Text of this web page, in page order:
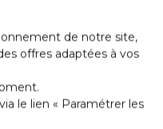
de notre site,
offres adaptées à vos
le lien « Paramétrer les